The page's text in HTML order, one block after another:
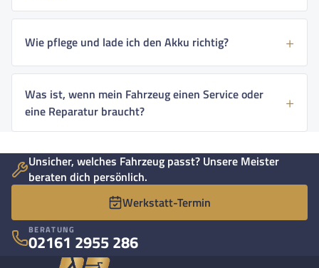
Wie pflege und lade ich den Akku richtig?
Was ist, wenn mein Fahrzeug einen Service oder
eine Reparatur braucht?
Unsicher, welches Fahrzeug passt? Unsere Meister
beraten dich persönlich.
Werkstatt-Termin
BERATUNG
02161 2955 286